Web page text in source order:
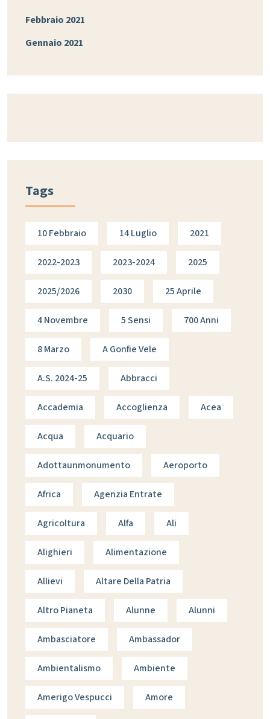
Febbraio 2021
Gennaio 2021
Tags
10 Febbraio 14 Luglio 2021
2022-2023 2023-2024 2025
2025/2026 2030 25 Aprile
4 Novembre 5 Sensi 700 Anni
8 Marzo A Gonfie Vele
A.s. 2024-25 Abbracci
Accademia Accoglienza Acea
Acqua Acquario
Adottaunmonumento Aeroporto
Africa Agenzia Entrate
Agricoltura Alfa Ali
Alighieri Alimentazione
Allievi Altare Della Patria
Altro Pianeta Alunne Alunni
Ambasciatore Ambassador
Ambientalismo Ambiente
Amerigo Vespucci Amore